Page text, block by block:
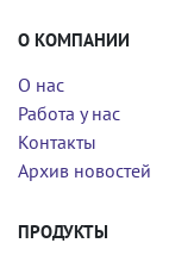
О КОМПАНИИ
О нас
Работа у нас
Контакты
Архив новостей
ПРОДУКТЫ